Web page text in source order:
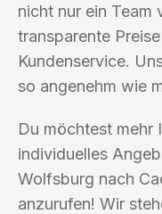
nicht nur ein Team
transparente
Kundenservice.
so angenehm wie
Du möchtest mehr
individuelles
Wolfsburg nach
anzurufen! Wir